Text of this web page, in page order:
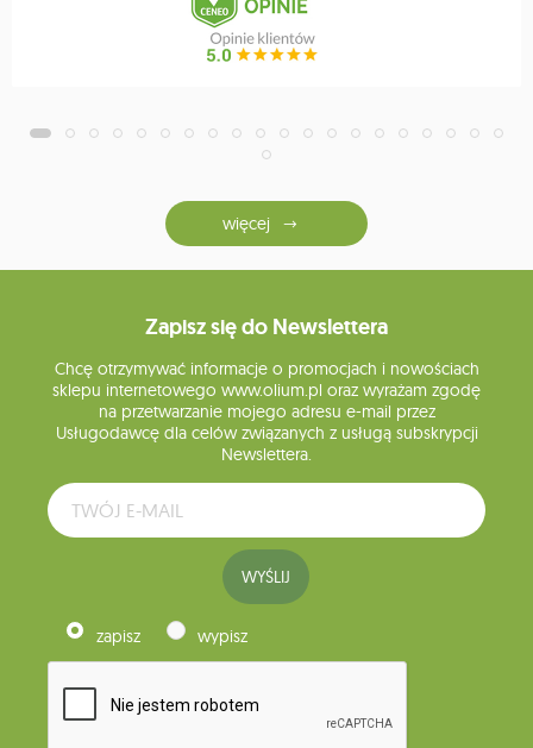
więcej
Zapisz się do Newslettera
Chcę otrzymywać informacje o promocjach i nowościach
sklepu internetowego www.olium.pl oraz wyrażam zgodę
na przetwarzanie mojego adresu e-mail przez
Usługodawcę dla celów związanych z usługą subskrypcji
Newslettera.
WYŚLIJ
zapisz wypisz